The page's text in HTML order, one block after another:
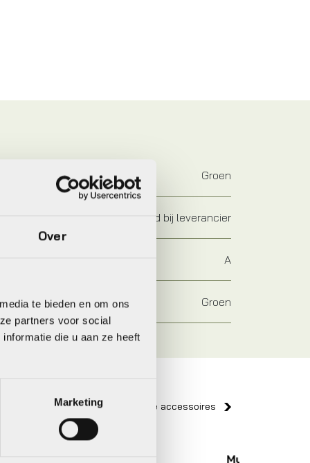
Over
te bieden en om ons
partners voor social
die u aan ze heeft
Marketing
Groen
Op voorraad bij leverancier
A
Groen
Bekijk alle accessoires